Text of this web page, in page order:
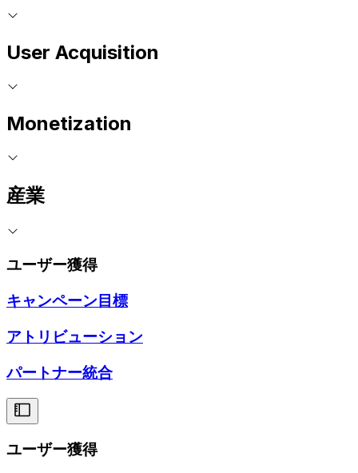
User Acquisition
Monetization
産業
ユーザー獲得
キャンペーン目標
アトリビューション
パートナー統合
ユーザー獲得